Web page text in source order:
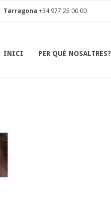
Tarragona +34 977 25 00 00
INICI PER QUÈ NOSALTRES?